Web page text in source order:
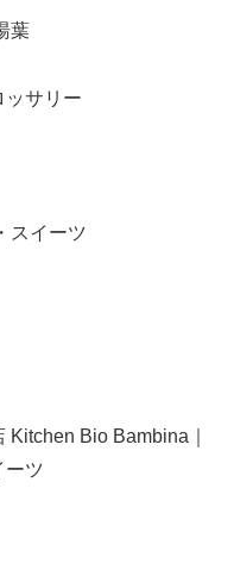
葉
ッサリー
スイーツ
Bio Bambina｜
ーツ